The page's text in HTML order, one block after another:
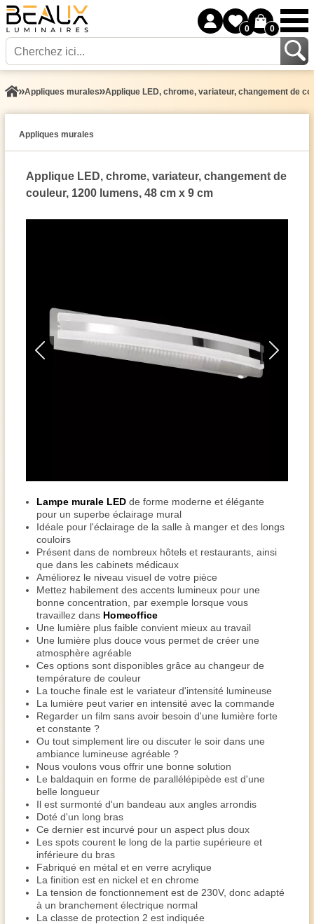
0 0
Appliques murales Applique LED, chrome, variateur, changement de
Appliques murales
Applique LED, chrome, variateur, changement de
couleur, 1200 lumens, 48 cm x 9 cm
Lampe murale LED de forme moderne et élégante
pour un superbe éclairage mural
Idéale pour l'éclairage de la salle à manger et des longs
couloirs
Présent dans de nombreux hôtels et restaurants, ainsi
que dans les cabinets médicaux
Améliorez le niveau visuel de votre pièce
Mettez habilement des accents lumineux pour une
bonne concentration, par exemple lorsque vous
travaillez dans Homeoffice
Une lumière plus faible convient mieux au travail
Une lumière plus douce vous permet de créer une
atmosphère agréable
Ces options sont disponibles grâce au changeur de
température de couleur
La touche finale est le variateur d'intensité lumineuse
La lumière peut varier en intensité avec la commande
Regarder un film sans avoir besoin d'une lumière forte
et constante ?
Ou tout simplement lire ou discuter le soir dans une
ambiance lumineuse agréable ?
Nous voulons vous offrir une bonne solution
Le baldaquin en forme de parallélépipède est d'une
belle longueur
Il est surmonté d'un bandeau aux angles arrondis
Doté d'un long bras
Ce dernier est incurvé pour un aspect plus doux
Les spots courent le long de la partie supérieure et
inférieure du bras
Fabriqué en métal et en verre acrylique
La finition est en nickel et en chrome
La tension de fonctionnement est de 230V, donc adapté
à un branchement électrique normal
La classe de protection 2 est indiquée